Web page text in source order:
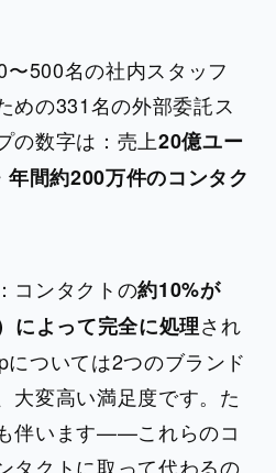
500名の社内スタッフ
めの331名の外部委託ス
の数字は：売上20億ユー
間約200万件のコンタク
コンタクトの約10%が
によって完全に処理され
ついては2つのブランド
大変高い満足度です。た
伴います——これらのコ
タクトに取って代わるの